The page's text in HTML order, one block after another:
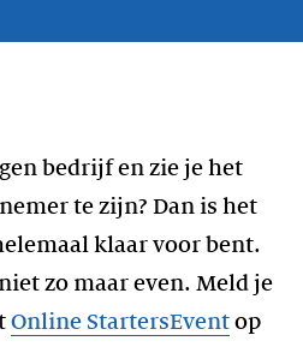
bedrijf en zie je het
te zijn? Dan is het
klaar voor bent.
zo maar even. Meld je
Online StartersEvent op